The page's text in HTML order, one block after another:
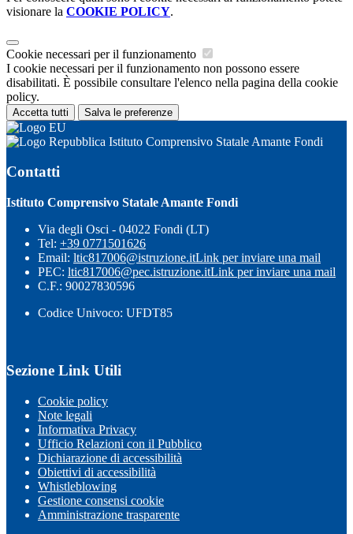
visionare la COOKIE POLICY.
Cookie necessari per il funzionamento
I cookie necessari per il funzionamento non possono essere
disabilitati. È possibile consultare l'elenco nella pagina della cookie
policy.
Accetta tutti Salva le preferenze
Istituto Comprensivo Statale Amante Fondi
Contatti
Istituto Comprensivo Statale Amante Fondi
Via degli Osci - 04022 Fondi (LT)
Tel: +39 0771501626
Email: ltic817006@istruzione.itLink per inviare una mail
PEC: ltic817006@pec.istruzione.itLink per inviare una mail
C.F.: 90027830596
Codice Univoco: UFDT85
Sezione Link Utili
Cookie policy
Note legali
Informativa Privacy
Ufficio Relazioni con il Pubblico
Dichiarazione di accessibilità
Obiettivi di accessibilità
Whistleblowing
Gestione consensi cookie
Amministrazione trasparente